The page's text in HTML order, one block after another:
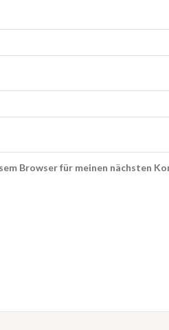
Browser für meinen nächsten